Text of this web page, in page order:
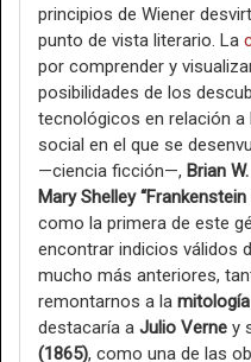
principios de Wiener
punto de vista literario. La
por comprender y
posibilidades de los
tecnológicos en relación
social en el que se
—ciencia ficción—, Brian
Mary Shelley
como la primera de este
encontrar indicios válidos
mucho más anteriores,
remontarnos a la
destacaría a Julio Verne y
(1865), como una de las